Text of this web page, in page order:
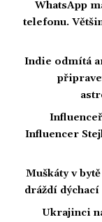
WhatsApp
telefonu.
Indie odmítá
Influencer
Muškáty v
dráždí
Ukrajinci